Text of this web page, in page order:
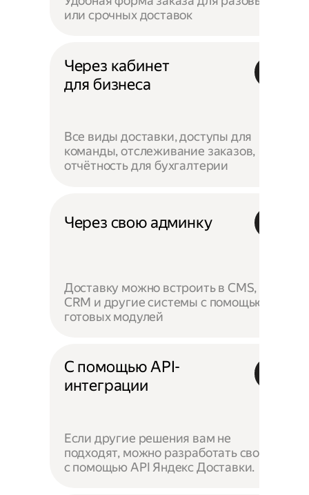
или срочных доставок
Через кабинет
для бизнеса
Все виды доставки, доступы для
команды, отслеживание заказов,
отчётность для бухгалтерии
Через свою админку
Доставку можно встроить в CMS,
CRM и другие системы с помощью
готовых модулей
С помощью API-
интеграции
Если другие решения вам не
подходят, можно разработать своё —
с помощью API Яндекс Доставки.